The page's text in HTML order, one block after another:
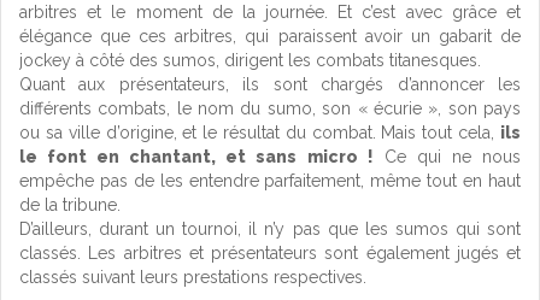
arbitres et le moment de la journée. Et c’est avec grâce et
élégance que ces arbitres, qui paraissent avoir un gabarit de
jockey à côté des sumos, dirigent les combats titanesques.
Quant aux présentateurs, ils sont chargés d’annoncer les
différents combats, le nom du sumo, son « écurie », son pays
ou sa ville d’origine, et le résultat du combat. Mais tout cela, ils
le font en chantant, et sans micro ! Ce qui ne nous
empêche pas de les entendre parfaitement, même tout en haut
de la tribune.
D’ailleurs, durant un tournoi, il n’y pas que les sumos qui sont
classés. Les arbitres et présentateurs sont également jugés et
classés suivant leurs prestations respectives.